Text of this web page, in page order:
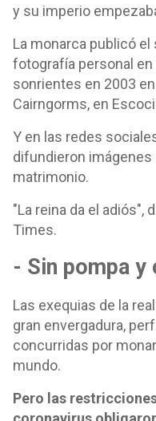
y su imperio
La monarca publicó
fotografía personal en
sonrientes en 2003
Cairngorms, en
Y en las redes
difundieron imágenes
matrimonio.
"La reina da el adiós",
Times.
- Sin pompa
Las exequias de la
gran envergadura,
concurridas por
mundo.
Pero las